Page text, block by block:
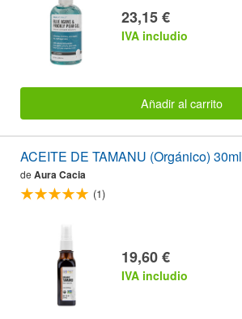
23,15 €
IVA includio
Añadir al carrito
ACEITE DE TAMANU (Orgánico) 30ml
de Aura Cacia
(1)
19,60 €
IVA includio